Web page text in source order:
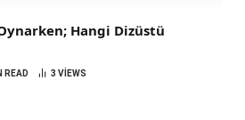
Hangi Dizüstü
READ 3 VIEWS